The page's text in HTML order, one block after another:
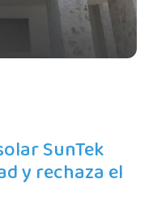
SunTek
y rechaza el